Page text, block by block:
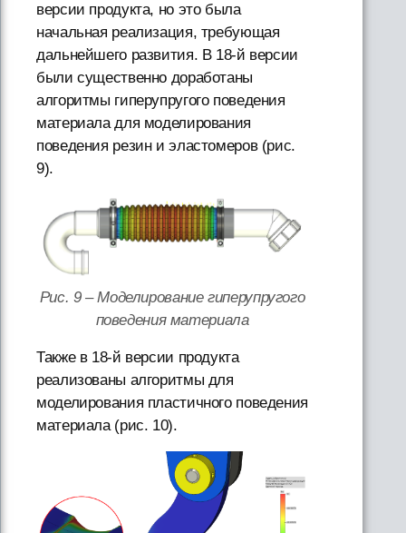
версии продукта, но это была
начальная реализация, требующая
дальнейшего развития. В 18-й версии
были существенно доработаны
алгоритмы гиперупругого поведения
материала для моделирования
поведения резин и эластомеров (рис.
9).
Рис. 9 – Моделирование гиперупругого
поведения материала
Также в 18-й версии продукта
реализованы алгоритмы для
моделирования пластичного поведения
материала (рис. 10).